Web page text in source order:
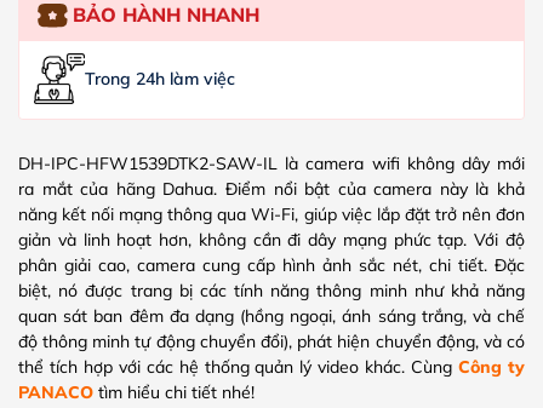
BẢO HÀNH NHANH
Trong 24h làm việc
DH-IPC-HFW1539DTK2-SAW-IL là camera wifi không dây mới
ra mắt của hãng Dahua. Điểm nổi bật của camera này là khả
năng kết nối mạng thông qua Wi-Fi, giúp việc lắp đặt trở nên đơn
giản và linh hoạt hơn, không cần đi dây mạng phức tạp. Với độ
phân giải cao, camera cung cấp hình ảnh sắc nét, chi tiết. Đặc
biệt, nó được trang bị các tính năng thông minh như khả năng
quan sát ban đêm đa dạng (hồng ngoại, ánh sáng trắng, và chế
độ thông minh tự động chuyển đổi), phát hiện chuyển động, và có
thể tích hợp với các hệ thống quản lý video khác. CùngCông ty
PANACO tìm hiểu chi tiết nhé!